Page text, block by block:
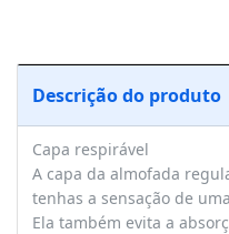
Descrição do produto
Capa respirável
A capa da almofada
tenhas a sensação de
Ela também evita a